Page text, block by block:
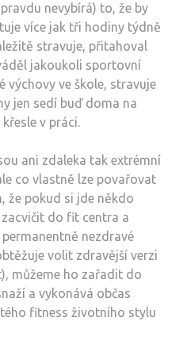
nevybírá) to, že by
více jak tři hodiny týdně
stravuje, přitahoval
jakoukoli sportovní
výchovy ve škole, stravuje
jen sedí buď doma na
v práci.
ani zdaleka tak extrémní
co vlastně lze povařovat
že pokud si jde někdo
do fit centra a
nezdravé
volit zdravější verzi
můžeme ho zařadit do
a vykonává občas
fitness životního stylu